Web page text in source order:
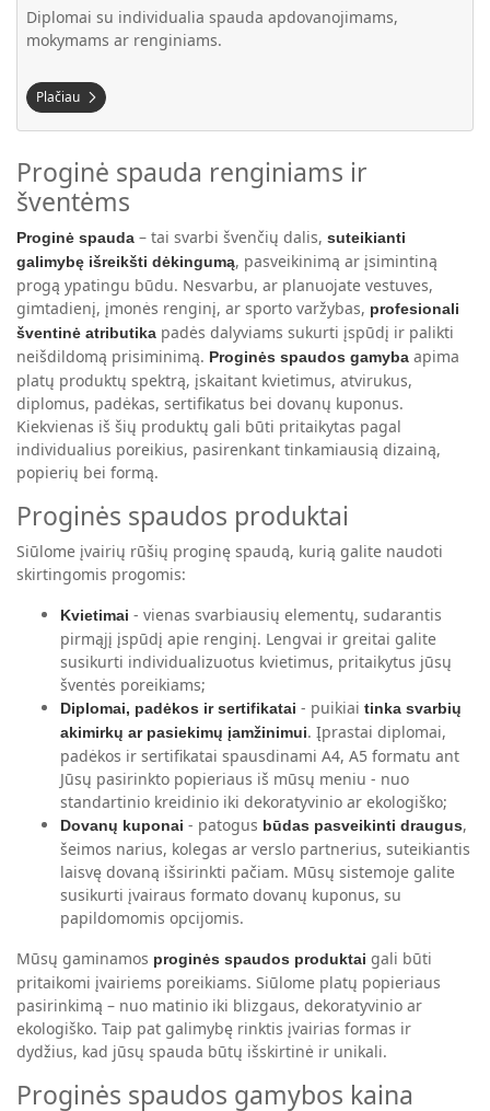
Diplomai su individualia spauda apdovanojimams,
mokymams ar renginiams.
Plačiau
Proginė spauda renginiams ir
šventėms
Proginė spauda – tai svarbi švenčių dalis, suteikianti
galimybę išreikšti dėkingumą, pasveikinimą ar įsimintiną
progą ypatingu būdu. Nesvarbu, ar planuojate vestuves,
gimtadienį, įmonės renginį, ar sporto varžybas, profesionali
šventinė atributika padės dalyviams sukurti įspūdį ir palikti
neišdildomą prisiminimą. Proginės spaudos gamyba apima
platų produktų spektrą, įskaitant kvietimus, atvirukus,
diplomus, padėkas, sertifikatus bei dovanų kuponus.
Kiekvienas iš šių produktų gali būti pritaikytas pagal
individualius poreikius, pasirenkant tinkamiausią dizainą,
popierių bei formą.
Proginės spaudos produktai
Siūlome įvairių rūšių proginę spaudą, kurią galite naudoti
skirtingomis progomis:
Kvietimai - vienas svarbiausių elementų, sudarantis
pirmąjį įspūdį apie renginį. Lengvai ir greitai galite
susikurti individualizuotus kvietimus, pritaikytus jūsų
šventės poreikiams;
Diplomai, padėkos ir sertifikatai - puikiai tinka svarbių
akimirkų ar pasiekimų įamžinimui. Įprastai diplomai,
padėkos ir sertifikatai spausdinami A4, A5 formatu ant
Jūsų pasirinkto popieriaus iš mūsų meniu - nuo
standartinio kreidinio iki dekoratyvinio ar ekologiško;
Dovanų kuponai - patogus būdas pasveikinti draugus,
šeimos narius, kolegas ar verslo partnerius, suteikiantis
laisvę dovaną išsirinkti pačiam. Mūsų sistemoje galite
susikurti įvairaus formato dovanų kuponus, su
papildomomis opcijomis.
Mūsų gaminamos proginės spaudos produktai gali būti
pritaikomi įvairiems poreikiams. Siūlome platų popieriaus
pasirinkimą – nuo matinio iki blizgaus, dekoratyvinio ar
ekologiško. Taip pat galimybę rinktis įvairias formas ir
dydžius, kad jūsų spauda būtų išskirtinė ir unikali.
Proginės spaudos gamybos kaina